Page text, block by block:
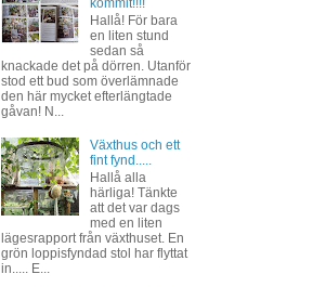
Hallå! För bara
en liten stund
sedan så
knackade det på dörren. Utanför
stod ett bud som överlämnade
den här mycket efterlängtade
gåvan! N...
Växthus och ett
fint fynd.....
Hallå alla
härliga! Tänkte
att det var dags
med en liten
lägesrapport från växthuset. En
grön loppisfyndad stol har flyttat
in..... E...